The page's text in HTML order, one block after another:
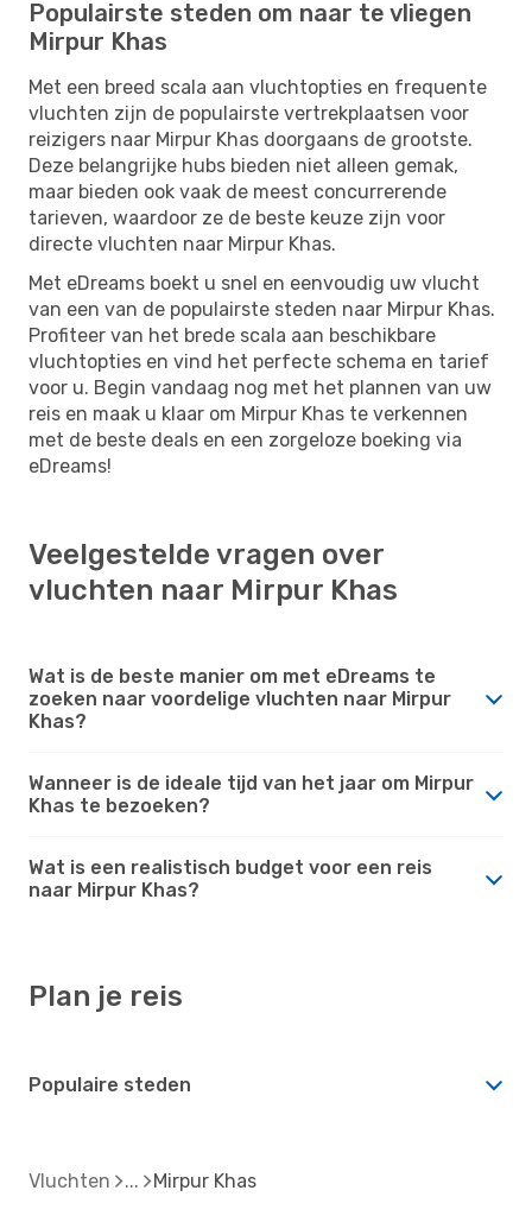
Populairste steden om naar te vliegen
Mirpur Khas
Met een breed scala aan vluchtopties en frequente
vluchten zijn de populairste vertrekplaatsen voor
reizigers naar Mirpur Khas doorgaans de grootste.
Deze belangrijke hubs bieden niet alleen gemak,
maar bieden ook vaak de meest concurrerende
tarieven, waardoor ze de beste keuze zijn voor
directe vluchten naar Mirpur Khas.
Met eDreams boekt u snel en eenvoudig uw vlucht
van een van de populairste steden naar Mirpur Khas.
Profiteer van het brede scala aan beschikbare
vluchtopties en vind het perfecte schema en tarief
voor u. Begin vandaag nog met het plannen van uw
reis en maak u klaar om Mirpur Khas te verkennen
met de beste deals en een zorgeloze boeking via
eDreams!
Veelgestelde vragen over
vluchten naar Mirpur Khas
Wat is de beste manier om met eDreams te
zoeken naar voordelige vluchten naar Mirpur
Khas?
Wanneer is de ideale tijd van het jaar om Mirpur
Khas te bezoeken?
Wat is een realistisch budget voor een reis
naar Mirpur Khas?
Plan je reis
Populaire steden
Vluchten Mirpur Khas